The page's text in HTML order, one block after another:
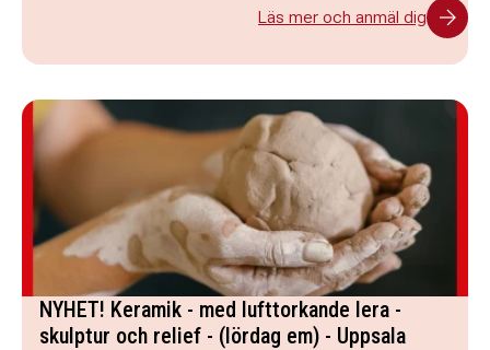
Läs mer och anmäl dig
NYHET! Keramik - med lufttorkande lera -
skulptur och relief - (lördag em) - Uppsala